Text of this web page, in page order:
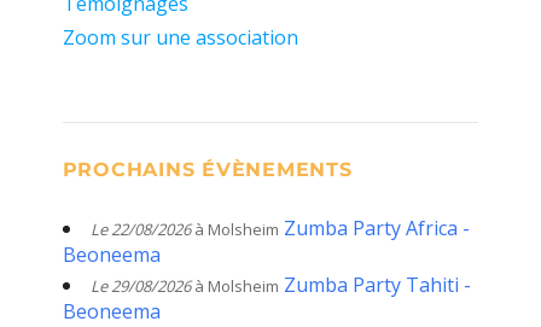
Zoom sur une association
PROCHAINS ÉVÈNEMENTS
Le 22/08/2026à Molsheim Zumba Party Africa -
Beoneema
Le 29/08/2026à Molsheim Zumba Party Tahiti -
Beoneema